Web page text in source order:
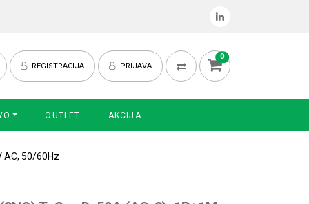
REGISTRACIJA PRIJAVA
0
OUTLET AKCIJA
AC, 50/60Hz